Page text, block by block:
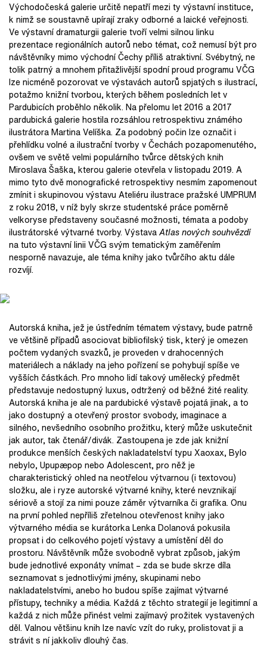
Východočeská galerie určitě nepatří mezi ty výstavní instituce,
k nimž se soustavně upírají zraky odborné a laické veřejnosti.
Ve výstavní dramaturgii galerie tvoří velmi silnou linku
prezentace regionálních autorů nebo témat, což nemusí být pro
návštěvníky mimo východní Čechy příliš atraktivní. Svébytný, ne
tolik patrný a mnohem přitažlivější spodní proud programu VČG
lze nicméně pozorovat ve výstavách autorů spjatých s ilustrací,
potažmo knižní tvorbou, kterých během posledních let v
Pardubicích proběhlo několik. Na přelomu let 2016 a 2017
pardubická galerie hostila rozsáhlou retrospektivu známého
ilustrátora Martina Velíška. Za podobný počin lze označit i
přehlídku volné a ilustrační tvorby v Čechách pozapomenutého,
ovšem ve světě velmi populárního tvůrce dětských knih
Miroslava Šaška, kterou galerie otevřela v listopadu 2019. A
mimo tyto dvě monografické retrospektivy nesmím zapomenout
zmínit i skupinovou výstavu Ateliéru ilustrace pražské UMPRUM
z roku 2018, v níž byly skrze studentské práce poměrně
velkoryse představeny současné možnosti, témata a podoby
ilustrátorské výtvarné tvorby. VýstavaAtlas nových souhvězdí
na tuto výstavní linii VČG svým tematickým zaměřením
nesporně navazuje, ale téma knihy jako tvůrčího aktu dále
rozvíjí.
Autorská kniha, jež je ústředním tématem výstavy, bude patrně
ve většině případů asociovat bibliofilský tisk, který je omezen
počtem vydaných svazků, je proveden v drahocenných
materiálech a náklady na jeho pořízení se pohybují spíše ve
vyšších částkách. Pro mnoho lidí takový umělecký předmět
představuje nedostupný luxus, odtržený od běžné žité reality.
Autorská kniha je ale na pardubické výstavě pojatá jinak, a to
jako dostupný a otevřený prostor svobody, imaginace a
silného, nevšedního osobního prožitku, který může uskutečnit
jak autor, tak čtenář/divák. Zastoupena je zde jak knižní
produkce menších českých nakladatelství typu Xaoxax, Bylo
nebylo, Upupæpop nebo Adolescent, pro něž je
charakteristický ohled na neotřelou výtvarnou (i textovou)
složku, ale i ryze autorské výtvarné knihy, které nevznikají
sériově a stojí za nimi pouze záměr výtvarníka či grafika. Onu
na první pohled nepříliš zřetelnou otevřenost knihy jako
výtvarného média se kurátorka Lenka Dolanová pokusila
propsat i do celkového pojetí výstavy a umístění děl do
prostoru. Návštěvník může svobodně vybrat způsob, jakým
bude jednotlivé exponáty vnímat – zda se bude skrze díla
seznamovat s jednotlivými jmény, skupinami nebo
nakladatelstvími, anebo ho budou spíše zajímat výtvarné
přístupy, techniky a média. Každá z těchto strategií je legitimní a
každá z nich může přinést velmi zajímavý prožitek vystavených
děl. Valnou většinu knih lze navíc vzít do ruky, prolistovat ji a
strávit s ní jakkoliv dlouhý čas.